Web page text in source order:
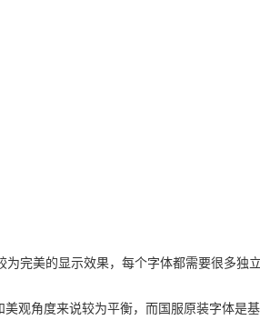
完美的显示效果，每个字体都需要很多独
观角度来说较为平衡，而国服原装字体是